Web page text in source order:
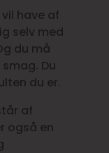
have af
selv med
du må
Du
du er.
af
også en